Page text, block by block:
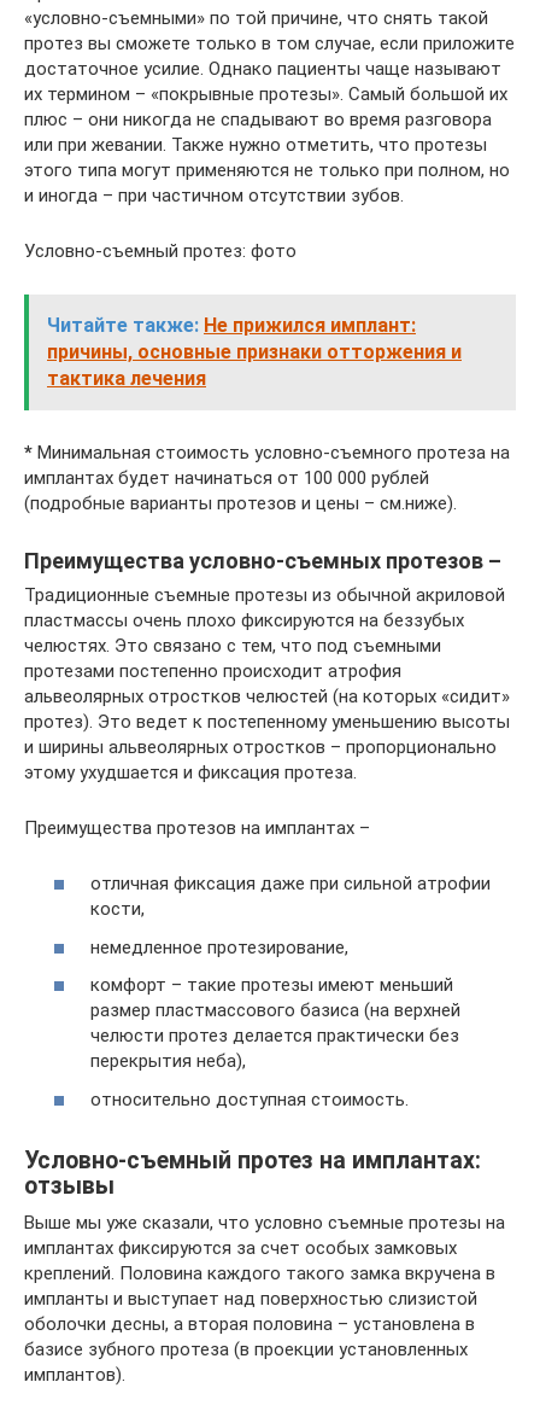
«условно-съемными» по той причине, что снять такой
протез вы сможете только в том случае, если приложите
достаточное усилие. Однако пациенты чаще называют
их термином – «покрывные протезы». Самый большой их
плюс – они никогда не спадывают во время разговора
или при жевании. Также нужно отметить, что протезы
этого типа могут применяются не только при полном, но
и иногда – при частичном отсутствии зубов.
Условно-съемный протез: фото
Читайте также: Не прижился имплант:
причины, основные признаки отторжения и
тактика лечения
* Минимальная стоимость условно-съемного протеза на
имплантах будет начинаться от 100 000 рублей
(подробные варианты протезов и цены – см.ниже).
Преимущества условно-съемных протезов –
Традиционные съемные протезы из обычной акриловой
пластмассы очень плохо фиксируются на беззубых
челюстях. Это связано с тем, что под съемными
протезами постепенно происходит атрофия
альвеолярных отростков челюстей (на которых «сидит»
протез). Это ведет к постепенному уменьшению высоты
и ширины альвеолярных отростков – пропорционально
этому ухудшается и фиксация протеза.
Преимущества протезов на имплантах –
отличная фиксация даже при сильной атрофии
кости,
немедленное протезирование,
комфорт – такие протезы имеют меньший
размер пластмассового базиса (на верхней
челюсти протез делается практически без
перекрытия неба),
относительно доступная стоимость.
Условно-съемный протез на имплантах:
отзывы
Выше мы уже сказали, что условно съемные протезы на
имплантах фиксируются за счет особых замковых
креплений. Половина каждого такого замка вкручена в
импланты и выступает над поверхностью слизистой
оболочки десны, а вторая половина – установлена в
базисе зубного протеза (в проекции установленных
имплантов).